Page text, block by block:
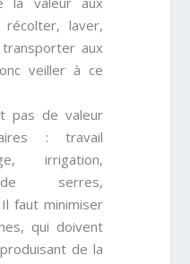
laver,
aux
veiller à ce
pas de valeur
: travail
irrigation,
de serres,
faut minimiser
qui doivent
de la